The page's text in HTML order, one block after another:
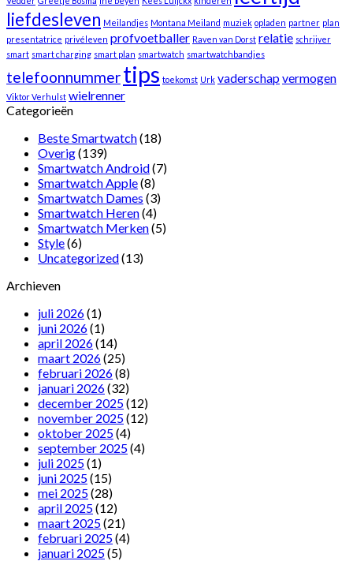
voordat
je
er
een
liefdesleven Meilandjes Montana Meiland muziek opladen partner plan
presentatrice privéleven profvoetballer Raven van Dorst relatie schrijver
smart smart charging smart plan smartwatch smartwatchbandjes
telefoonnummertips toekomst Urk vaderschap vermogen
Viktor Verhulst wielrenner
Categorieën
Beste Smartwatch(18)
Overig(139)
Smartwatch Android(7)
Smartwatch Apple(8)
Smartwatch Dames (3)
Smartwatch Heren(4)
Smartwatch Merken(5)
Style(6)
Uncategorized(13)
Archieven
juli 2026(1)
juni 2026(1)
april 2026(14)
maart 2026(25)
februari 2026(8)
januari 2026(32)
december 2025(12)
november 2025(12)
oktober 2025(4)
september 2025(4)
juli 2025(1)
juni 2025(15)
mei 2025(28)
april 2025(12)
maart 2025(21)
februari 2025(4)
januari 2025(5)